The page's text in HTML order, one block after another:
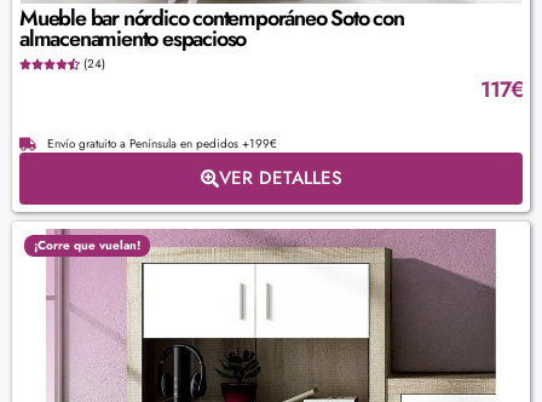
Mueble bar nórdico contemporáneo Soto con
almacenamiento espacioso
(24)
117€
Envío gratuito a Península en pedidos +199€
VER DETALLES
¡Corre que vuelan!